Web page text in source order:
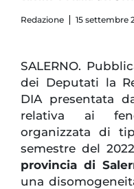
Redazione 15 settembre
SALERNO.
dei Deputati la
DIA presentata
relativa ai
organizzata di
semestre del
provincia di
una